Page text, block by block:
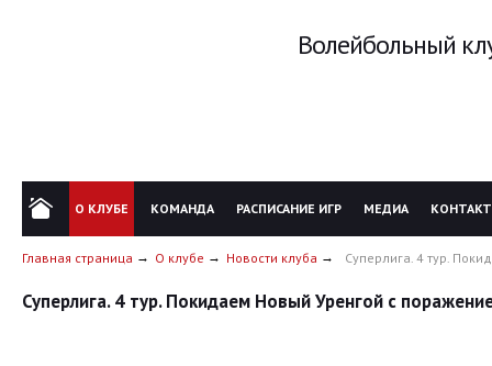
Волейбольный
О КЛУБЕ КОМАНДА РАСПИСАНИЕ ИГР МЕДИА
Главная страница О клубе Новости клуба Суперлига. 4 тур.
Суперлига. 4 тур. Покидаем Новый Уренгой с